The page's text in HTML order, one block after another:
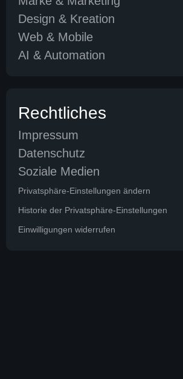
Design & Kreation
Web & Mobile
AI & Automation
Rechtliches
Impressum
Datenschutz
Soziale Medien
Privatsphäre-Einstellungen ändern
Historie der Privatsphäre-Einstellungen
Einwilligungen widerrufen